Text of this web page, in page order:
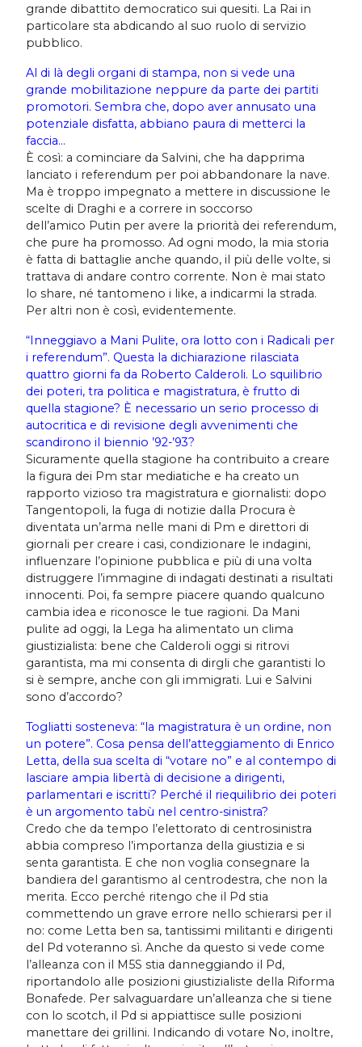
grande dibattito democratico sui quesiti. La Rai in
particolare sta abdicando al suo ruolo di servizio
pubblico.
Al di là degli organi di stampa, non si vede una
grande mobilitazione neppure da parte dei partiti
promotori. Sembra che, dopo aver annusato una
potenziale disfatta, abbiano paura di metterci la
faccia…
È così: a cominciare da Salvini, che ha dapprima
lanciato i referendum per poi abbandonare la nave.
Ma è troppo impegnato a mettere in discussione le
scelte di Draghi e a correre in soccorso
dell’amico Putin per avere la priorità dei referendum,
che pure ha promosso. Ad ogni modo, la mia storia
è fatta di battaglie anche quando, il più delle volte, si
trattava di andare contro corrente. Non è mai stato
lo share, né tantomeno i like, a indicarmi la strada.
Per altri non è così, evidentemente.
“Inneggiavo a Mani Pulite, ora lotto con i Radicali per
i referendum”. Questa la dichiarazione rilasciata
quattro giorni fa da Roberto Calderoli. Lo squilibrio
dei poteri, tra politica e magistratura, è frutto di
quella stagione? È necessario un serio processo di
autocritica e di revisione degli avvenimenti che
scandirono il biennio ’92-’93?
Sicuramente quella stagione ha contribuito a creare
la figura dei Pm star mediatiche e ha creato un
rapporto vizioso tra magistratura e giornalisti: dopo
Tangentopoli, la fuga di notizie dalla Procura è
diventata un’arma nelle mani di Pm e direttori di
giornali per creare i casi, condizionare le indagini,
influenzare l’opinione pubblica e più di una volta
distruggere l’immagine di indagati destinati a risultati
innocenti. Poi, fa sempre piacere quando qualcuno
cambia idea e riconosce le tue ragioni. Da Mani
pulite ad oggi, la Lega ha alimentato un clima
giustizialista: bene che Calderoli oggi si ritrovi
garantista, ma mi consenta di dirgli che garantisti lo
si è sempre, anche con gli immigrati. Lui e Salvini
sono d’accordo?
Togliatti sosteneva: “la magistratura è un ordine, non
un potere”. Cosa pensa dell’atteggiamento di Enrico
Letta, della sua scelta di “votare no” e al contempo di
lasciare ampia libertà di decisione a dirigenti,
parlamentari e iscritti? Perché il riequilibrio dei poteri
è un argomento tabù nel centro-sinistra?
Credo che da tempo l’elettorato di centrosinistra
abbia compreso l’importanza della giustizia e si
senta garantista. E che non voglia consegnare la
bandiera del garantismo al centrodestra, che non la
merita. Ecco perché ritengo che il Pd stia
commettendo un grave errore nello schierarsi per il
no: come Letta ben sa, tantissimi militanti e dirigenti
del Pd voteranno sì. Anche da questo si vede come
l’alleanza con il M5S stia danneggiando il Pd,
riportandolo alle posizioni giustizialiste della Riforma
Bonafede. Per salvaguardare un’alleanza che si tiene
con lo scotch, il Pd si appiattisce sulle posizioni
manettare dei grillini. Indicando di votare No, inoltre,